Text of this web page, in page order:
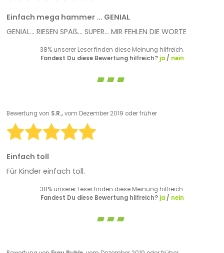
Einfach mega hammer ... GENIAL
GENIAL... RIESEN SPAß... SUPER... MIR FEHLEN DIE WORTE
38% unserer Leser finden diese Meinung hilfreich.
Fandest Du diese Bewertung hilfreich? ja/ nein
Bewertung von S.R.,vom Dezember 2019 oder früher
Einfach toll
Für Kinder einfach toll.
38% unserer Leser finden diese Meinung hilfreich.
Fandest Du diese Bewertung hilfreich? ja/ nein